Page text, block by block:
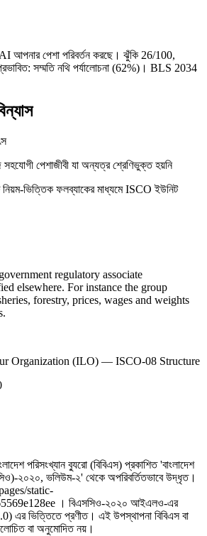
আপনার পেশা পরিবর্তন করছে। ঝুঁকি 26/100,
সম্মতি নথি পর্যালোচনা (62%)। BLS 2034
সহযোগী পেশাজীবী যা অন্যত্র শ্রেণিভুক্ত হয়নি
ভিত্তিক ফলব্যাকের মাধ্যমে ISCO ইউনিট
regulatory associate
elsewhere. For instance the group
forestry, prices, wages and weights
Organization (ILO) — ISCO-08 Structure
পরিসংখ্যান ব্যুরো (বিবিএস) প্রকাশিত 'বাংলাদেশ
২০২০, ভলিউম-২' থেকে অপরিবর্তিতভাবে উদ্ধৃত।
static-
। বিএসসিও-২০২০ আইএলও-এর
ভিত্তিতে প্রণীত। এই উপস্থাপনা বিবিএস বা
বা অনুমোদিত নয়।